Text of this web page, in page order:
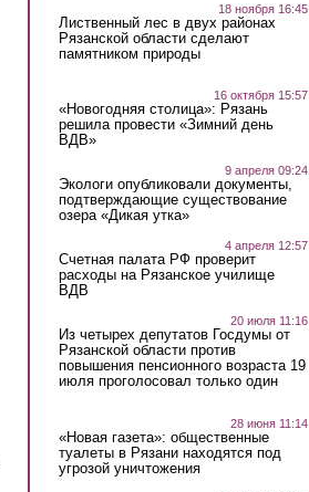
18 ноября 16:45
Лиственный лес в двух районах
Рязанской области сделают
памятником природы
16 октября 15:57
«Новогодняя столица»: Рязань
решила провести «Зимний день
ВДВ»
9 апреля 09:24
Экологи опубликовали документы,
подтверждающие существование
озера «Дикая утка»
4 апреля 12:57
Счетная палата РФ проверит
расходы на Рязанское училище
ВДВ
20 июля 11:16
Из четырех депутатов Госдумы от
Рязанской области против
повышения пенсионного возраста 19
июля проголосовал только один
28 июня 11:14
«Новая газета»: общественные
туалеты в Рязани находятся под
угрозой уничтожения